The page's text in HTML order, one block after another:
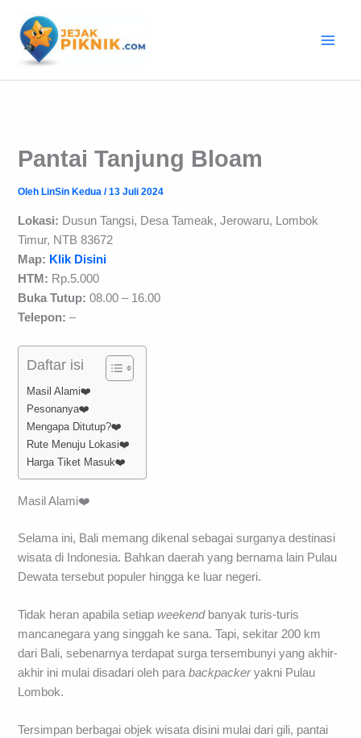
konten
Pantai Tanjung Bloam
Oleh LinSin Kedua/13 Juli 2024
Lokasi: Dusun Tangsi, Desa Tameak, Jerowaru, Lombok
Timur, NTB83672
Map: Klik Disini
HTM: Rp.5.000
Buka Tutup:08.00 – 16.00
Telepon: –
Daftar isi
Masil Alami❤️
Pesonanya❤️
Mengapa Ditutup?❤️
Rute Menuju Lokasi❤️
Harga Tiket Masuk❤️
Masil Alami❤️
Selama ini, Bali memang dikenal sebagai surganya destinasi
wisata di Indonesia. Bahkan daerah yang bernama lain Pulau
Dewata tersebut populer hingga ke luar negeri.
Tidak heran apabila setiapweekendbanyak turis-turis
mancanegara yang singgah ke sana. Tapi, sekitar 200 km
dari Bali, sebenarnya terdapat surga tersembunyi yang akhir-
akhir ini mulai disadari oleh parabackpackeryakni Pulau
Lombok.
Tersimpan berbagai objek wisata disini mulai dari gili, pantai